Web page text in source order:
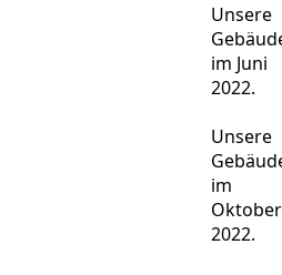
Unsere
im Juni
2022.
Unsere
im
Oktober
2022.